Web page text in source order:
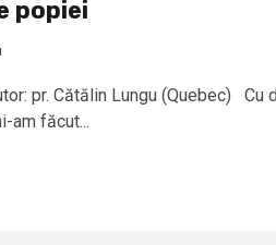
popiei
pr. Cătălin Lungu (Quebec) Cu
am făcut...